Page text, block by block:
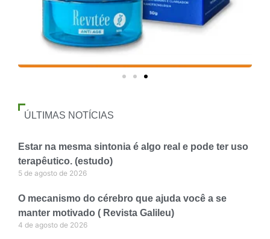
ÚLTIMAS NOTÍCIAS
Estar na mesma sintonia é algo real e pode ter uso
terapêutico. (estudo)
5 de agosto de 2026
O mecanismo do cérebro que ajuda você a se
manter motivado ( Revista Galileu)
4 de agosto de 2026